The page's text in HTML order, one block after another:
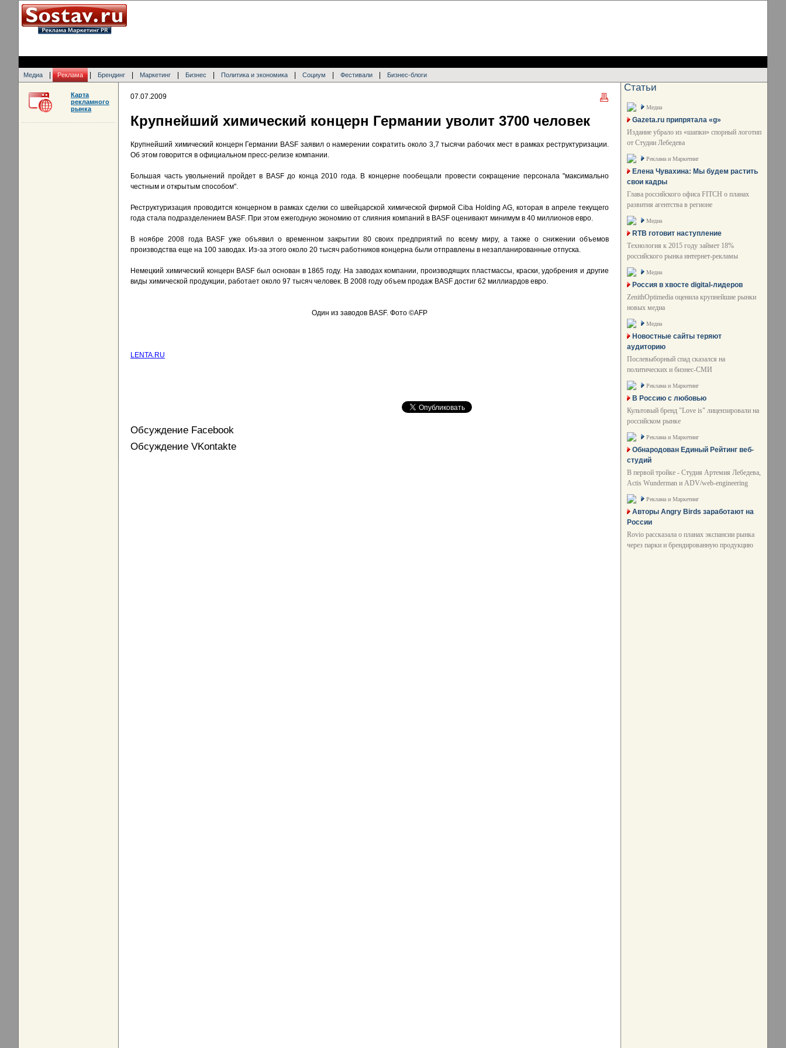
Медиа Реклама Брендинг Маркетинг Бизнес Политика и экономика Социум Фестивали Бизнес-блоги
07.07.2009
Крупнейший химический концерн Германии уволит 3700 человек
Крупнейший химический концерн Германии BASF заявил о намерении сократить около 3,7 тысячи рабочих мест в рамках реструктуризации.
Об этом говорится в официальном пресс-релизе компании.
Большая часть увольнений пройдет в BASF до конца 2010 года. В концерне пообещали провести сокращение персонала "максимально
честным и открытым способом".
Реструктуризация проводится концерном в рамках сделки со швейцарской химической фирмой Ciba Holding AG, которая в апреле текущего
года стала подразделением BASF. При этом ежегодную экономию от слияния компаний в BASF оценивают минимум в 40 миллионов евро.
В ноябре 2008 года BASF уже объявил о временном закрытии 80 своих предприятий по всему миру, а также о снижении объемов
производства еще на 100 заводах. Из-за этого около 20 тысяч работников концерна были отправлены в незапланированные отпуска.
Немецкий химический концерн BASF был основан в 1865 году. На заводах компании, производящих пластмассы, краски, удобрения и другие
виды химической продукции, работает около 97 тысяч человек. В 2008 году объем продаж BASF достиг 62 миллиардов евро.
Один из заводов BASF. Фото ©AFP
LENTA.RU
Обсуждение Facebook
Обсуждение VKontakte
Карта
рекламного
рынка
Статьи
Медиа
Gazeta.ru припрятала «g»
Издание убрало из «шапки» спорный логотип
от Студии Лебедева
Реклама и Маркетинг
Елена Чувахина: Мы будем растить
свои кадры
Глава российского офиса FITCH о планах
развития агентства в регионе
Медиа
RTB готовит наступление
Технология к 2015 году займет 18%
российского рынка интернет-рекламы
Медиа
Россия в хвосте digital-лидеров
ZenithOptimedia оценила крупнейшие рынки
новых медиа
Медиа
Новостные сайты теряют
аудиторию
Послевыборный спад сказался на
политических и бизнес-СМИ
Реклама и Маркетинг
В Россию с любовью
Культовый бренд "Love is" лицензировали на
российском рынке
Реклама и Маркетинг
Обнародован Единый Рейтинг веб-
студий
В первой тройке - Студия Артемия Лебедева,
Actis Wunderman и ADV/web-engineering
Реклама и Маркетинг
Авторы Angry Birds заработают на
России
Rovio рассказала о планах экспансии рынка
через парки и брендированную продукцию